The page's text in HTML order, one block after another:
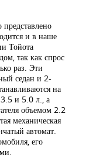
и в наше
Тойота
так как спрос
раз. Эти
седан и 2-
на
и 5.0 л., а
объемом 2.2
механическая
автомат.
его